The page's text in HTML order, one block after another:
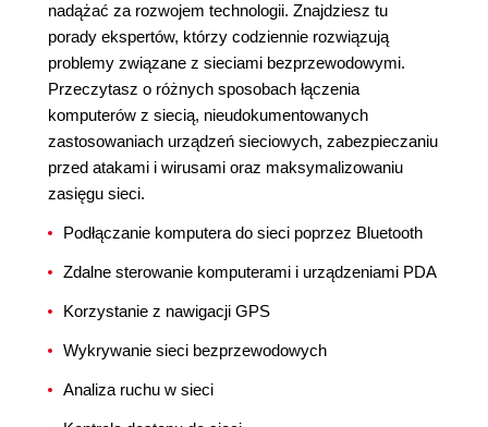
nadążać za rozwojem technologii. Znajdziesz tu
porady ekspertów, którzy codziennie rozwiązują
problemy związane z sieciami bezprzewodowymi.
Przeczytasz o różnych sposobach łączenia
komputerów z siecią, nieudokumentowanych
zastosowaniach urządzeń sieciowych, zabezpieczaniu
przed atakami i wirusami oraz maksymalizowaniu
zasięgu sieci.
Podłączanie komputera do sieci poprzez Bluetooth
Zdalne sterowanie komputerami i urządzeniami PDA
Korzystanie z nawigacji GPS
Wykrywanie sieci bezprzewodowych
Analiza ruchu w sieci